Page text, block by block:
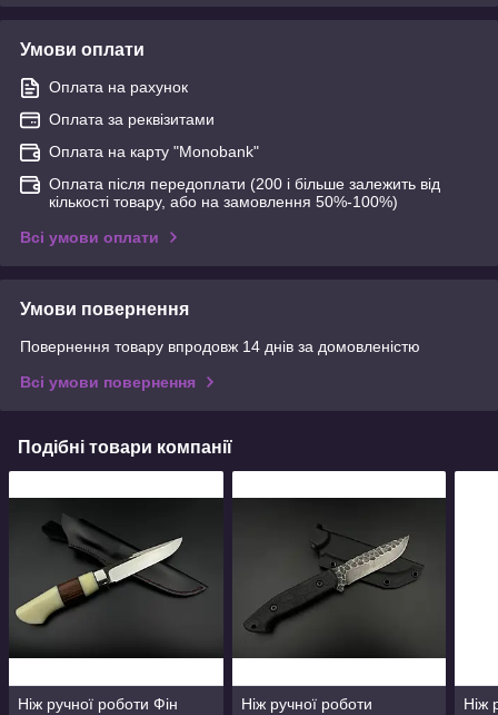
Умови оплати
Оплата на рахунок
Оплата за реквізитами
Оплата на карту "Monobank"
Оплата після передоплати (200 і більше залежить від
кількості товару, або на замовлення 50%-100%)
Всі умови оплати
Умови повернення
Повернення товару впродовж 14 днів за домовленістю
Всі умови повернення
Подібні товари компанії
Ніж ручної роботи Фін
Ніж ручної роботи
Ніж